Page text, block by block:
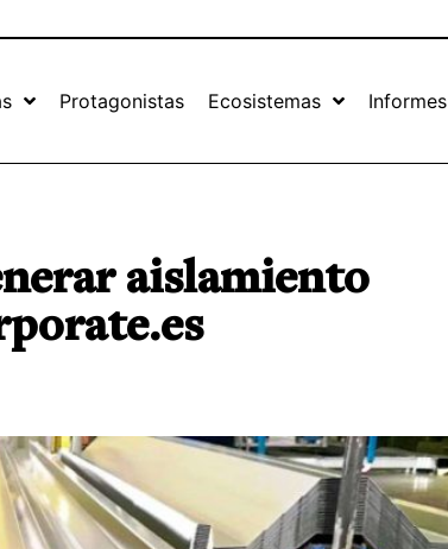
Protagonistas Ecosistemas Informes
aislamiento